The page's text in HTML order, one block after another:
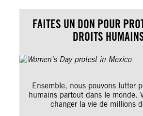
FAITES UN DON POUR
DROITS
Ensemble, nous pouvons lutter
humains partout dans le monde.
changer la vie de millions